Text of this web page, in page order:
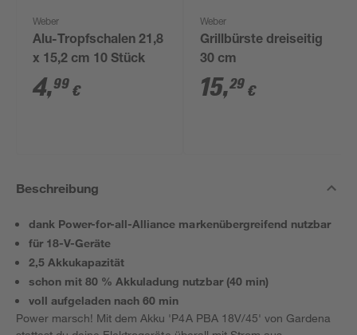
Weber
Alu-Tropfschalen 21,8
x 15,2 cm 10 Stück
4,99 €
Weber
Grillbürste dreiseitig
30 cm
15,29 €
Beschreibung
dank Power-for-all-Alliance markenübergreifend nutzbar
für 18-V-Geräte
2,5 Akkukapazität
schon mit 80 % Akkuladung nutzbar (40 min)
voll aufgeladen nach 60 min
Power marsch! Mit dem Akku 'P4A PBA 18V/45' von Gardena